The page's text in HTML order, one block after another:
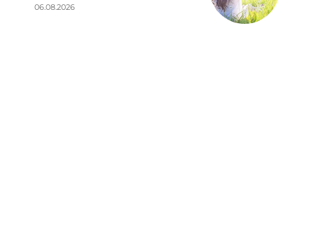
06.08.2026